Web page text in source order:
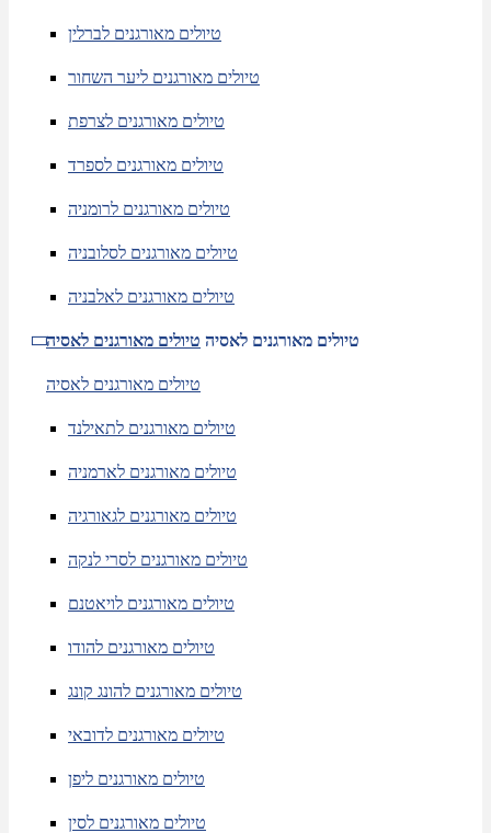
טיולים מאורגנים לברלין
טיולים מאורגנים ליער השחור
טיולים מאורגנים לצרפת
טיולים מאורגנים לספרד
טיולים מאורגנים לרומניה
טיולים מאורגנים לסלובניה
טיולים מאורגנים לאלבניה
טיולים מאורגנים לאסיה טיולים מאורגנים לאסיה
טיולים מאורגנים לאסיה
טיולים מאורגנים לתאילנד
טיולים מאורגנים לארמניה
טיולים מאורגנים לגאורגיה
טיולים מאורגנים לסרי לנקה
טיולים מאורגנים לויאטנם
טיולים מאורגנים להודו
טיולים מאורגנים להונג קונג
טיולים מאורגנים לדובאי
טיולים מאורגנים ליפן
טיולים מאורגנים לסין